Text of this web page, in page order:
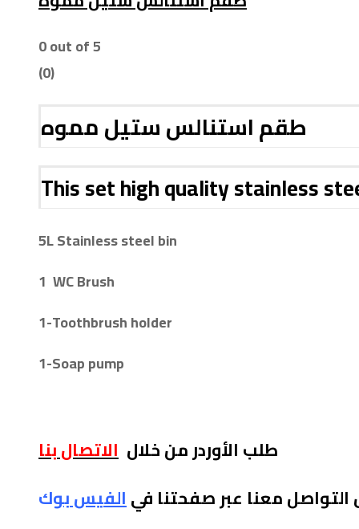
0out of 5
(0)
طقم استنالس ستيل مموه
This set high quality stainless
5L Stainless steel bin
1 WC Brush
1-Toothbrush holder
1-Soap pump
طلب الأوردر من خلال الاتصال بنا
التواصل معنا عبر صفحتنا فيالفيس بوك